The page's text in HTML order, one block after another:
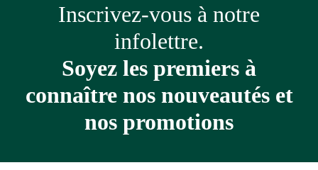
Inscrivez-vous à notre
infolettre.
Soyez les premiers à
connaître nos nouveautés et
nos promotions